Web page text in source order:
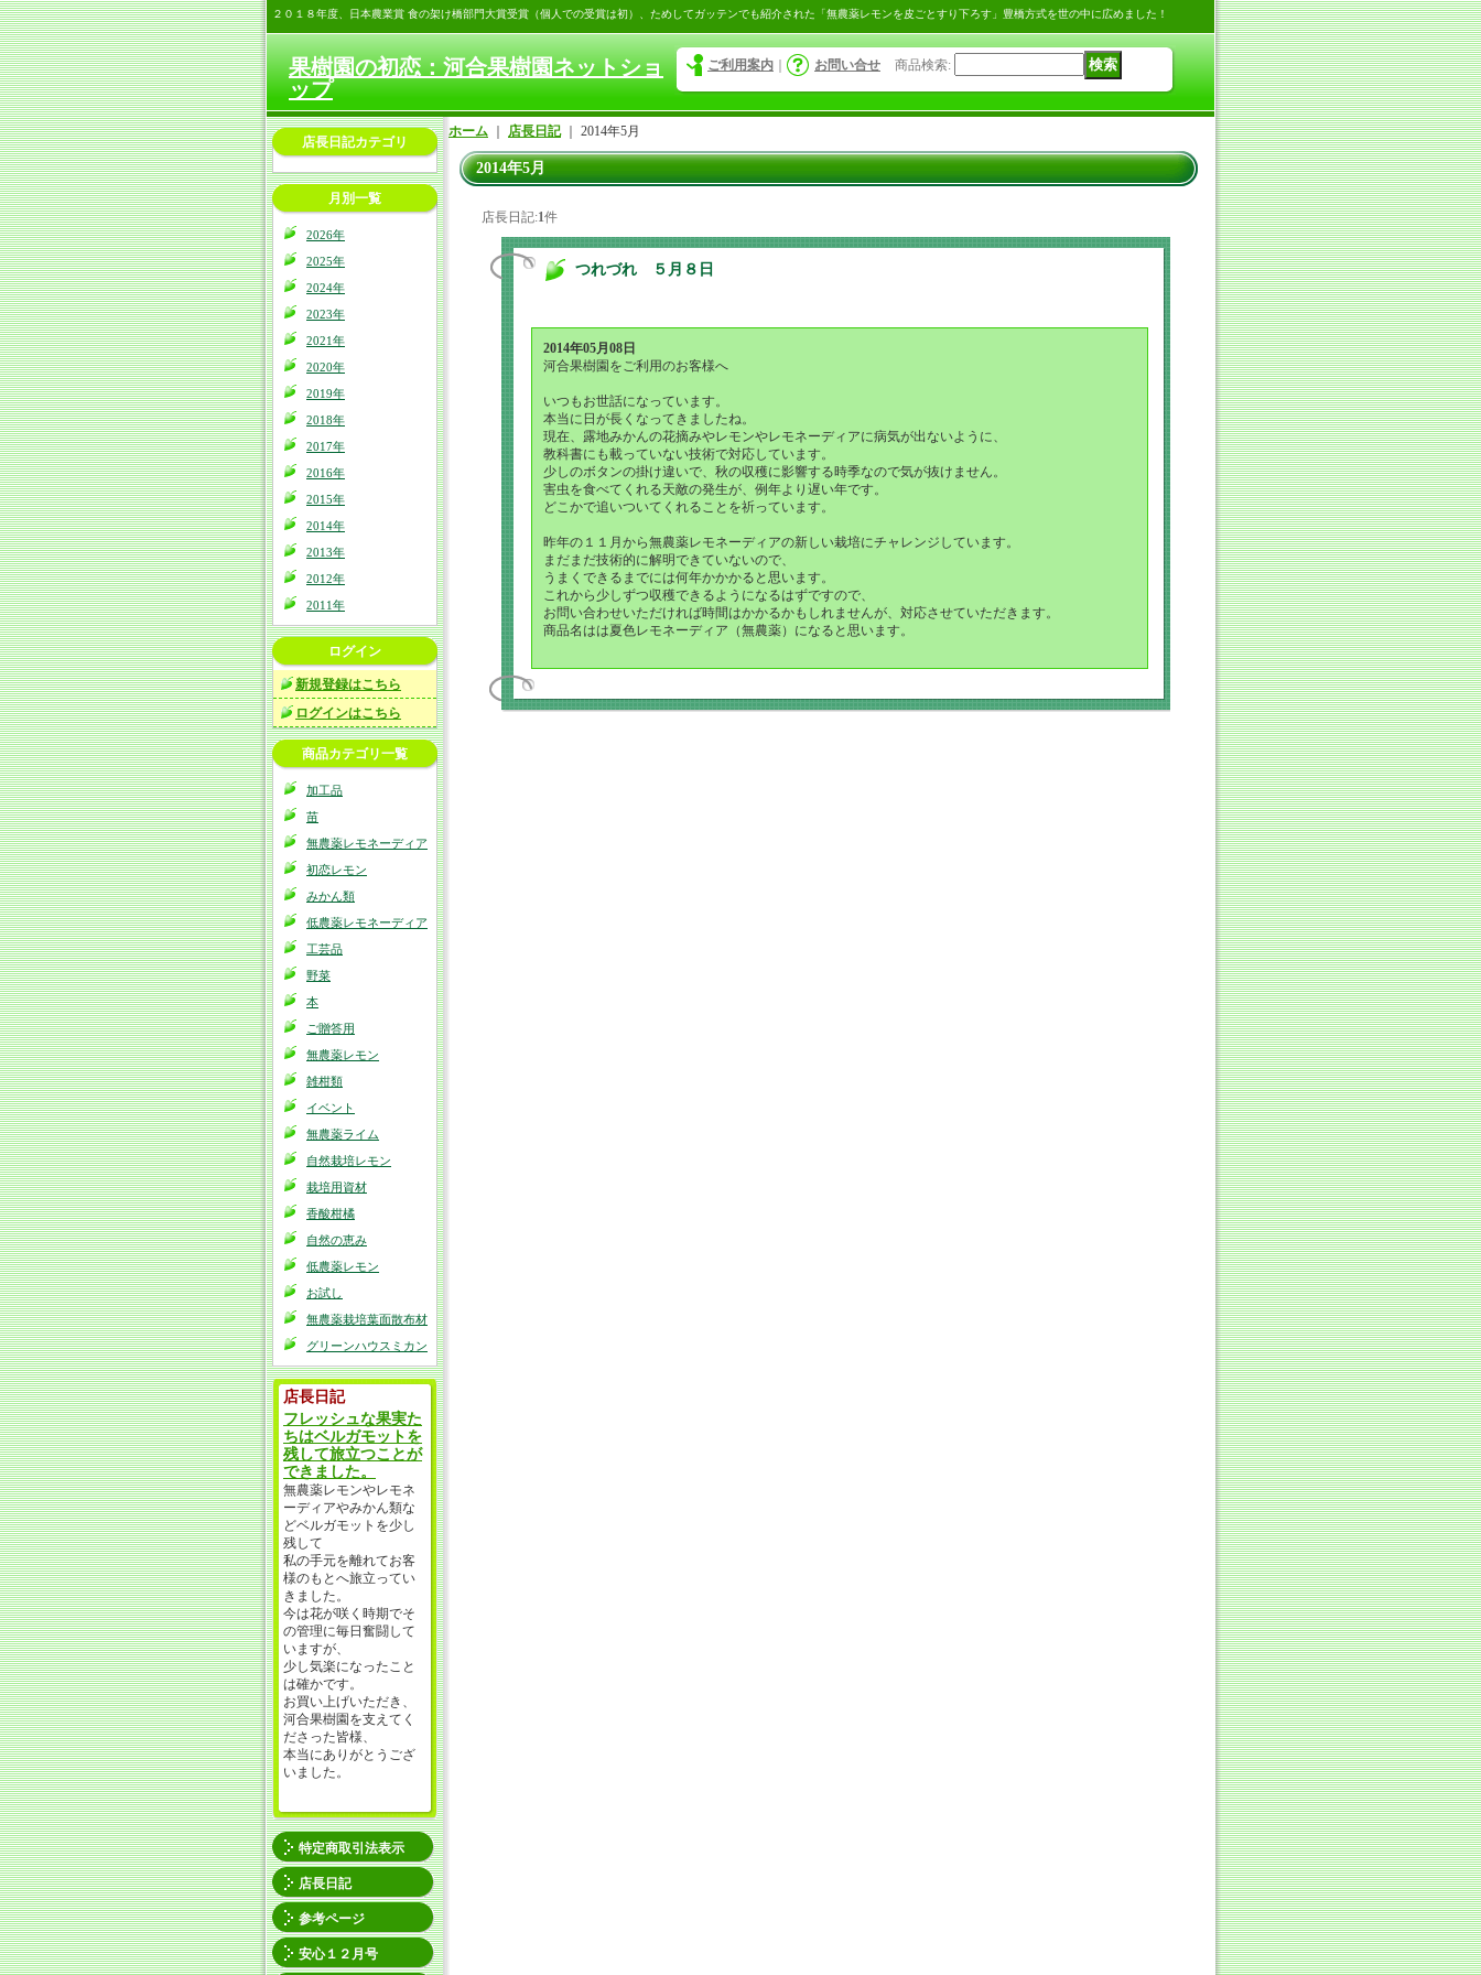
２０１８年度、日本農業賞 食の架け橋部門大賞受賞（個人での受賞は初）、ためしてガッテンでも紹介された「無農薬レモンを皮ごとすり下ろす」豊橋方式を世の中に広めました！
果樹園の初恋：河合果樹園ネットショ
ップ
ご利用案内 お問い合せ 商品検索:
店長日記カテゴリ
月別一覧
2026年
2025年
2024年
2023年
2021年
2020年
2019年
2018年
2017年
2016年
2015年
2014年
2013年
2012年
2011年
ログイン
新規登録はこちら
ログインはこちら
商品カテゴリ一覧
加工品
苗
無農薬レモネーディア
初恋レモン
みかん類
低農薬レモネーディア
工芸品
野菜
本
ご贈答用
無農薬レモン
雑柑類
イベント
無農薬ライム
自然栽培レモン
栽培用資材
香酸柑橘
自然の恵み
低農薬レモン
お試し
無農薬栽培葉面散布材
グリーンハウスミカン
店長日記
フレッシュな果実た
ちはベルガモットを
残して旅立つことが
できました。
無農薬レモンやレモネ
ーディアやみかん類な
どベルガモットを少し
残して
私の手元を離れてお客
様のもとへ旅立ってい
きました。
今は花が咲く時期でそ
の管理に毎日奮闘して
いますが、
少し気楽になったこと
は確かです。
お買い上げいただき、
河合果樹園を支えてく
ださった皆様、
本当にありがとうござ
いました。
特定商取引法表示
店長日記
参考ページ
安心１２月号
ホーム 店長日記｜ 2014年5月
2014年5月
店長日記:1件
つれづれ ５月８日
2014年05月08日
河合果樹園をご利用のお客様へ
いつもお世話になっています。
本当に日が長くなってきましたね。
現在、露地みかんの花摘みやレモンやレモネーディアに病気が出ないように、
教科書にも載っていない技術で対応しています。
少しのボタンの掛け違いで、秋の収穫に影響する時季なので気が抜けません。
害虫を食べてくれる天敵の発生が、例年より遅い年です。
どこかで追いついてくれることを祈っています。
昨年の１１月から無農薬レモネーディアの新しい栽培にチャレンジしています。
まだまだ技術的に解明できていないので、
うまくできるまでには何年かかかると思います。
これから少しずつ収穫できるようになるはずですので、
お問い合わせいただければ時間はかかるかもしれませんが、対応させていただきます。
商品名はは夏色レモネーディア（無農薬）になると思います。